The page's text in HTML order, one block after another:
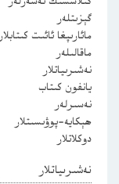
گېزىتلەر
مائارىپغا ئائىت كىتابلار
ماقالىلەر
نەشىرىياتلار
يانفون كىتاب
نەسىرلەر
ھېكايە-پوۋىسىتلار
دوكلاتلار
نەشىرىياتلار